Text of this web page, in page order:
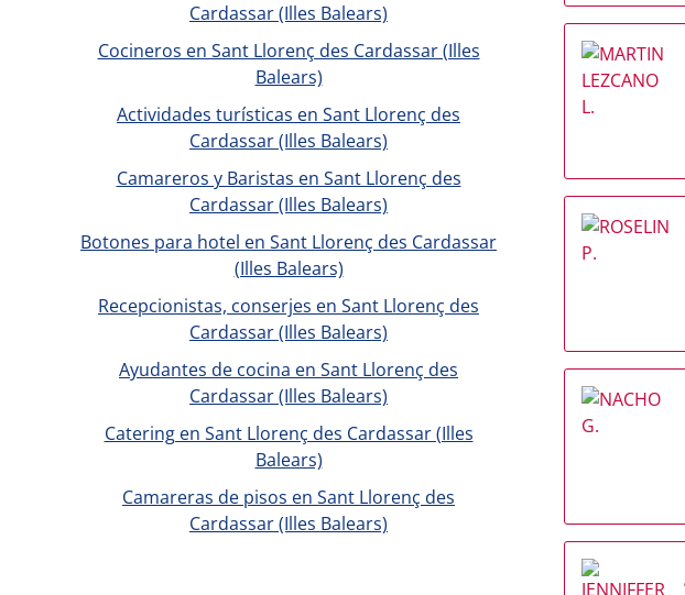
Cardassar (Illes Balears)
Cocineros en Sant Llorenç des Cardassar (Illes
Balears)
Actividades turísticas en Sant Llorenç des
Cardassar (Illes Balears)
Camareros y Baristas en Sant Llorenç des
Cardassar (Illes Balears)
Botones para hotel en Sant Llorenç des Cardassar
(Illes Balears)
Recepcionistas, conserjes en Sant Llorenç des
Cardassar (Illes Balears)
Ayudantes de cocina en Sant Llorenç des
Cardassar (Illes Balears)
Catering en Sant Llorenç des Cardassar (Illes
Balears)
Camareras de pisos en Sant Llorenç des
Cardassar (Illes Balears)